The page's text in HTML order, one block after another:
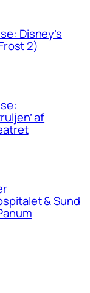
Disney’s
2)
af
& Sund